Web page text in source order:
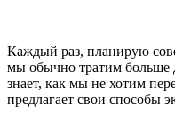
Каждый раз, планирую
мы обычно тратим больше
знает, как мы не хотим
предлагает свои способы